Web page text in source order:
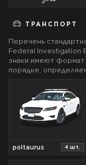
ТРАНСПОРТ
Перечень
Federal Investigation
знаки имеют формат
порядке,
poltaurus 4 шт.